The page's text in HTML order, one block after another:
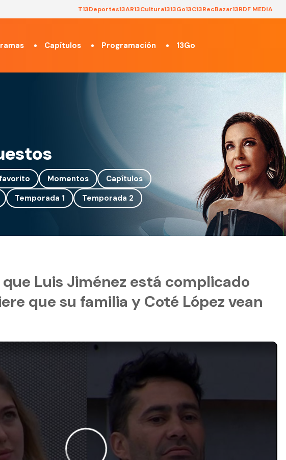
T13Deportes13AR13Cultura1313Go13C13RecBazar13RDF MEDIA
Capítulos Programación 13Go
Momentos
Capítulos
Temporada 1 Temporada 2
Luis Jiménez está complicado
que su familia y Coté López vean